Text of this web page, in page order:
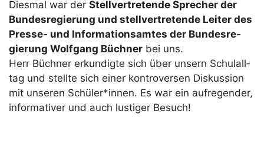
Dies­mal war der Stell­ver­tre­ten­de Spre­cher der
Bun­des­re­gie­rung und stell­ver­tre­ten­de Lei­ter des
Pres­se- und Infor­ma­ti­ons­am­tes der Bun­des­re­
gie­rung Wolf­gang Büch­ner bei uns.
Herr Büch­ner erkun­dig­te sich über unsern Schul­all­
tag und stell­te sich einer kon­tro­ver­sen Dis­kus­si­on
mit unse­ren Schüler*innen. Es war ein auf­re­gen­der,
infor­ma­ti­ver und auch lus­ti­ger Besuch!